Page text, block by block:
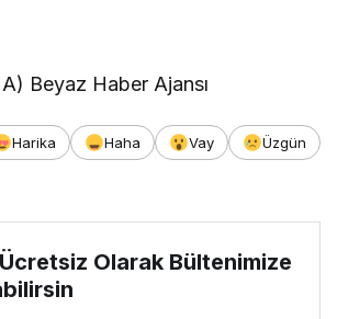
Beyaz Haber Ajansı
Harika Haha Vay
Üzgün
Olarak Bültenimize